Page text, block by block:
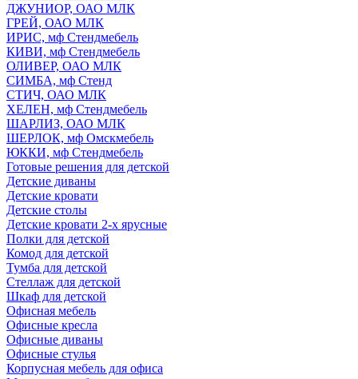
ДЖУНИОР, ОАО МЛК
ГРЕЙ, ОАО МЛК
ИРИС, мф Стендмебель
КИВИ, мф Стендмебель
ОЛИВЕР, ОАО МЛК
СИМБА, мф Стенд
СТИЧ, ОАО МЛК
ХЕЛЕН, мф Стендмебель
ШАРЛИЗ, ОАО МЛК
ШЕРЛОК, мф Омскмебель
ЮККИ, мф Стендмебель
Готовые решения для детской
Детские диваны
Детские кровати
Детские столы
Детские кровати 2-х ярусные
Полки для детской
Комод для детской
Тумба для детской
Стеллаж для детской
Шкаф для детской
Офисная мебель
Офисные кресла
Офисные диваны
Офисные стулья
Корпусная мебель для офиса